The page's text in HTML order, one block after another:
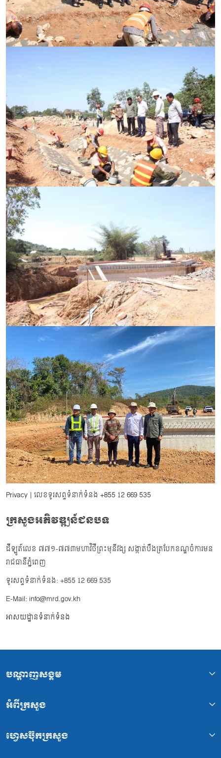
Privacy | លេខទូរសព្ទទំនាក់ទំនង +855 12 669 535
ក្រសួងអភិវឌ្ឍន៍ជនបទ
ដីឡូត៍លេខ ៧៧១-៧៧៣មហាវិថីព្រះមុនីវង្ស សង្កាត់បឹងត្របែកខណ្ឌចំការមន
រាជធានីភ្នំពេញ
ទូរសព្ទទំនាក់ទំនង: +855 12 669 535
E-Mail: info@mrd.gov.kh
អាសយដ្ឋានទំនាក់ទំនង
បណ្ដាញសង្គម
អំពីក្រសួង
ហ្វេសប៊ុកក្រសួង